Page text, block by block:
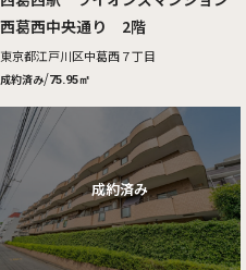
西葛西中央通り 2階
東京都江戸川区中葛西７丁目
成約済み/75.95㎡